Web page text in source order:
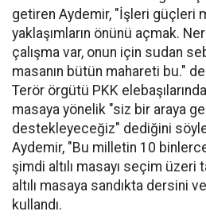
getiren Aydemir, "İşleri güçleri
yaklaşımların önünü açmak.
çalışma var, onun için sudan
masanın bütün mahareti bu."
Terör örgütü PKK
masaya yönelik "siz bir araya
destekleyeceğiz" dediğini
Aydemir, "Bu milletin 10
şimdi altılı masayı seçim üzeri
altılı masaya sandıkta dersini
kullandı.